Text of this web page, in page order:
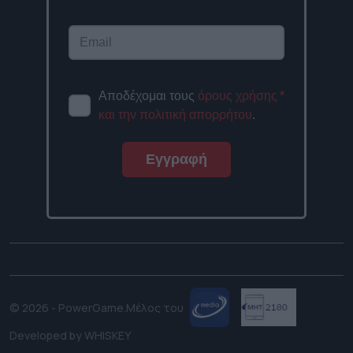
Αποδέχομαι τους όρους χρήσης
και την πολιτική απορρήτου.
*
Εγγραφή
© 2026 - PowerGame. Μέλος του
Developed by WHISKEY